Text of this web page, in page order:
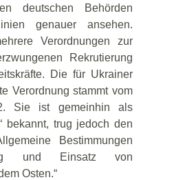
deutschen Behörden
genauer ansehen.
Verordnungen zur
Rekrutierung
Die für Ukrainer
Verordnung stammt vom
Sie ist gemeinhin als
bekannt, trug jedoch den
Bestimmungen
und Einsatz von
Osten.“